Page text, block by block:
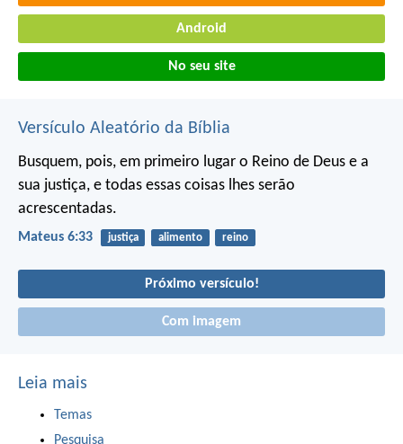
Android
No seu site
Versículo Aleatório da Bíblia
Busquem, pois, em primeiro lugar o Reino de Deus e a
sua justiça, e todas essas coisas lhes serão
acrescentadas.
Mateus 6:33 justiça alimento reino
Próximo versículo!
Com imagem
Leia mais
Temas
Pesquisa